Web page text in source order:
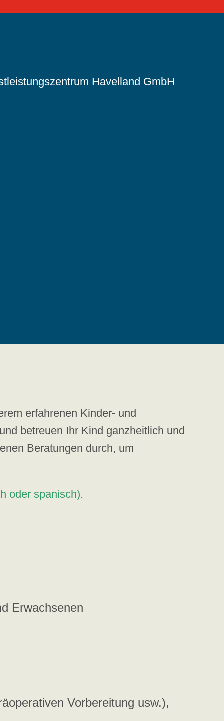
Havelland GmbH
erfahrenen Kinder- und
betreuen Ihr Kind ganzheitlich und
Beratungen durch, um
oder spanisch).
Erwachsenen
Vorbereitung usw.),